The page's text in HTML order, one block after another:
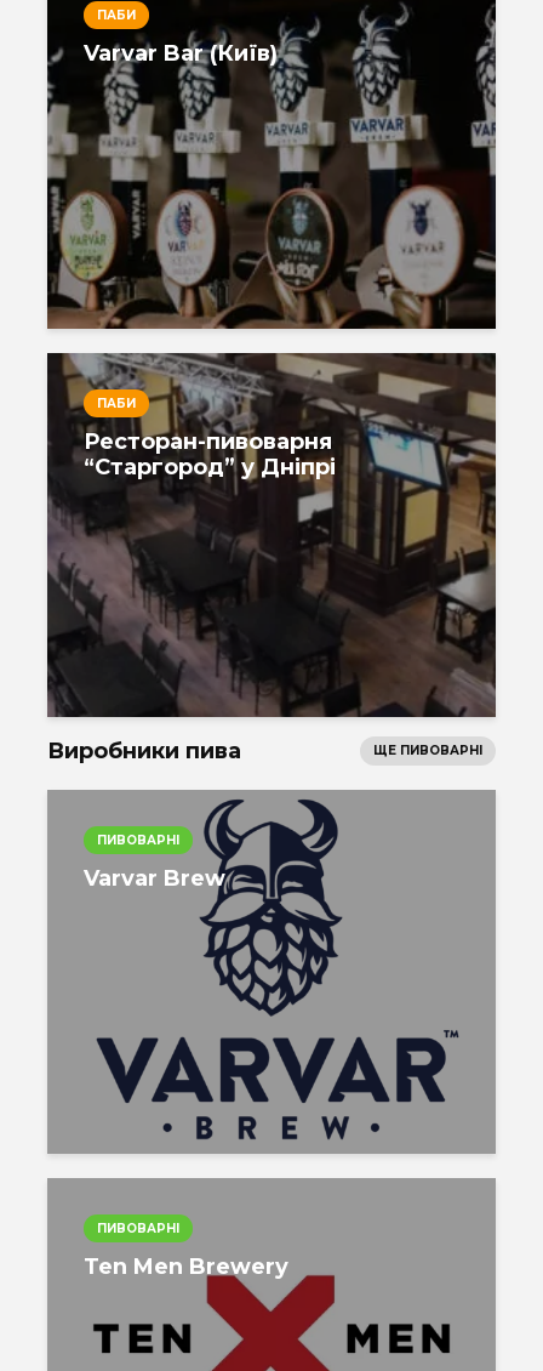
ПАБИ
Varvar Bar (Київ)
ПАБИ
Ресторан-пивоварня
“Старгород” у Дніпрі
Виробники пива ЩЕ ПИВОВАРНІ
ПИВОВАРНІ
Varvar Brew
ПИВОВАРНІ
Ten Men Brewery